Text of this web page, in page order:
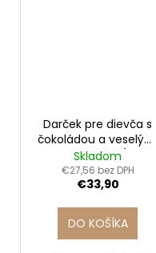
Darček pre dievča s
čokoládou a veselými
doplnkami | Z LÁSKY K
DIEVČATÁM
Skladom
€27,56 bez DPH
€33,90
DO KOŠÍKA